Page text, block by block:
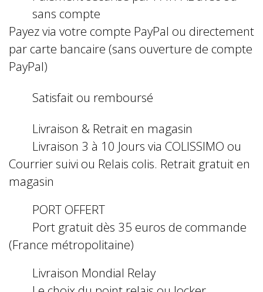
sans compte
Payez via votre compte PayPal ou directement
par carte bancaire (sans ouverture de compte
PayPal)
Satisfait ou remboursé
Livraison & Retrait en magasin
Livraison 3 à 10 Jours via COLISSIMO ou
Courrier suivi ou Relais colis. Retrait gratuit en
magasin
PORT OFFERT
Port gratuit dès 35 euros de commande
(France métropolitaine)
Livraison Mondial Relay